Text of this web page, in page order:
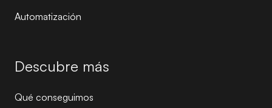
Automatización
Descubre más
Qué conseguimos